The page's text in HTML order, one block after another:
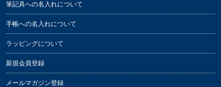
筆記具への名入れについて
手帳への名入れについて
ラッピングについて
新規会員登録
メールマガジン登録